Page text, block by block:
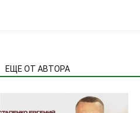
ЕЩЕ ОТ АВТОРА